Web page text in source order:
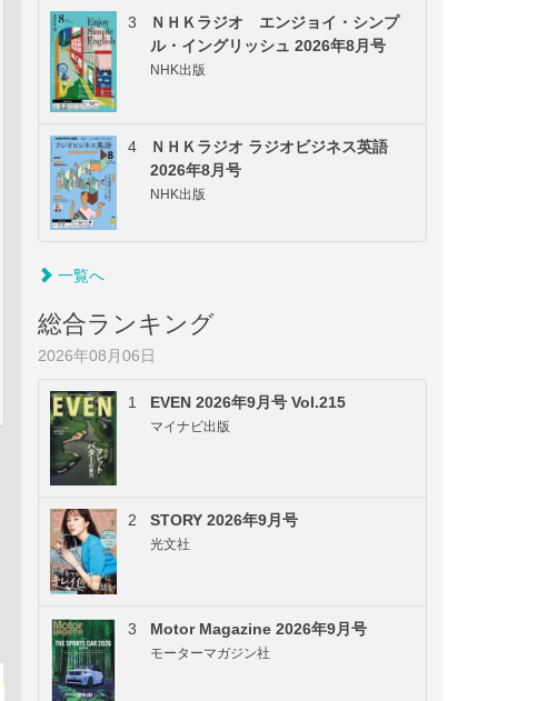
3
ＮＨＫラジオ エンジョイ・シンプ
ル・イングリッシュ 2026年8月号
NHK出版
4
ＮＨＫラジオ ラジオビジネス英語
2026年8月号
NHK出版
一覧へ
総合ランキング
2026年08月06日
1 EVEN 2026年9月号 Vol.215
マイナビ出版
2 STORY 2026年9月号
光文社
3 Motor Magazine 2026年9月号
モーターマガジン社